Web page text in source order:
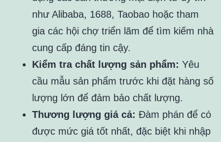
như Alibaba, 1688, Taobao hoặc tham
gia các hội chợ triển lãm để tìm kiếm nhà
cung cấp đáng tin cậy.
Kiểm tra chất lượng sản phẩm: Yêu
cầu mẫu sản phẩm trước khi đặt hàng số
lượng lớn để đảm bảo chất lượng.
Thương lượng giá cả: Đàm phán để có
được mức giá tốt nhất, đặc biệt khi nhập